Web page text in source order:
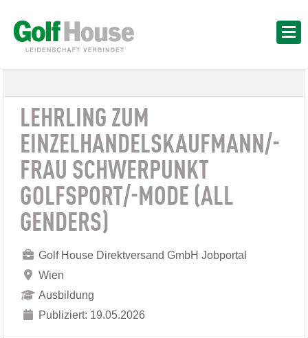
LEHRLING ZUM
EINZELHANDELSKAUFMANN/-
FRAU SCHWERPUNKT
GOLFSPORT/-MODE (ALL
GENDERS)
Golf House Direktversand GmbH Jobportal
Wien
Ausbildung
Publiziert: 19.05.2026